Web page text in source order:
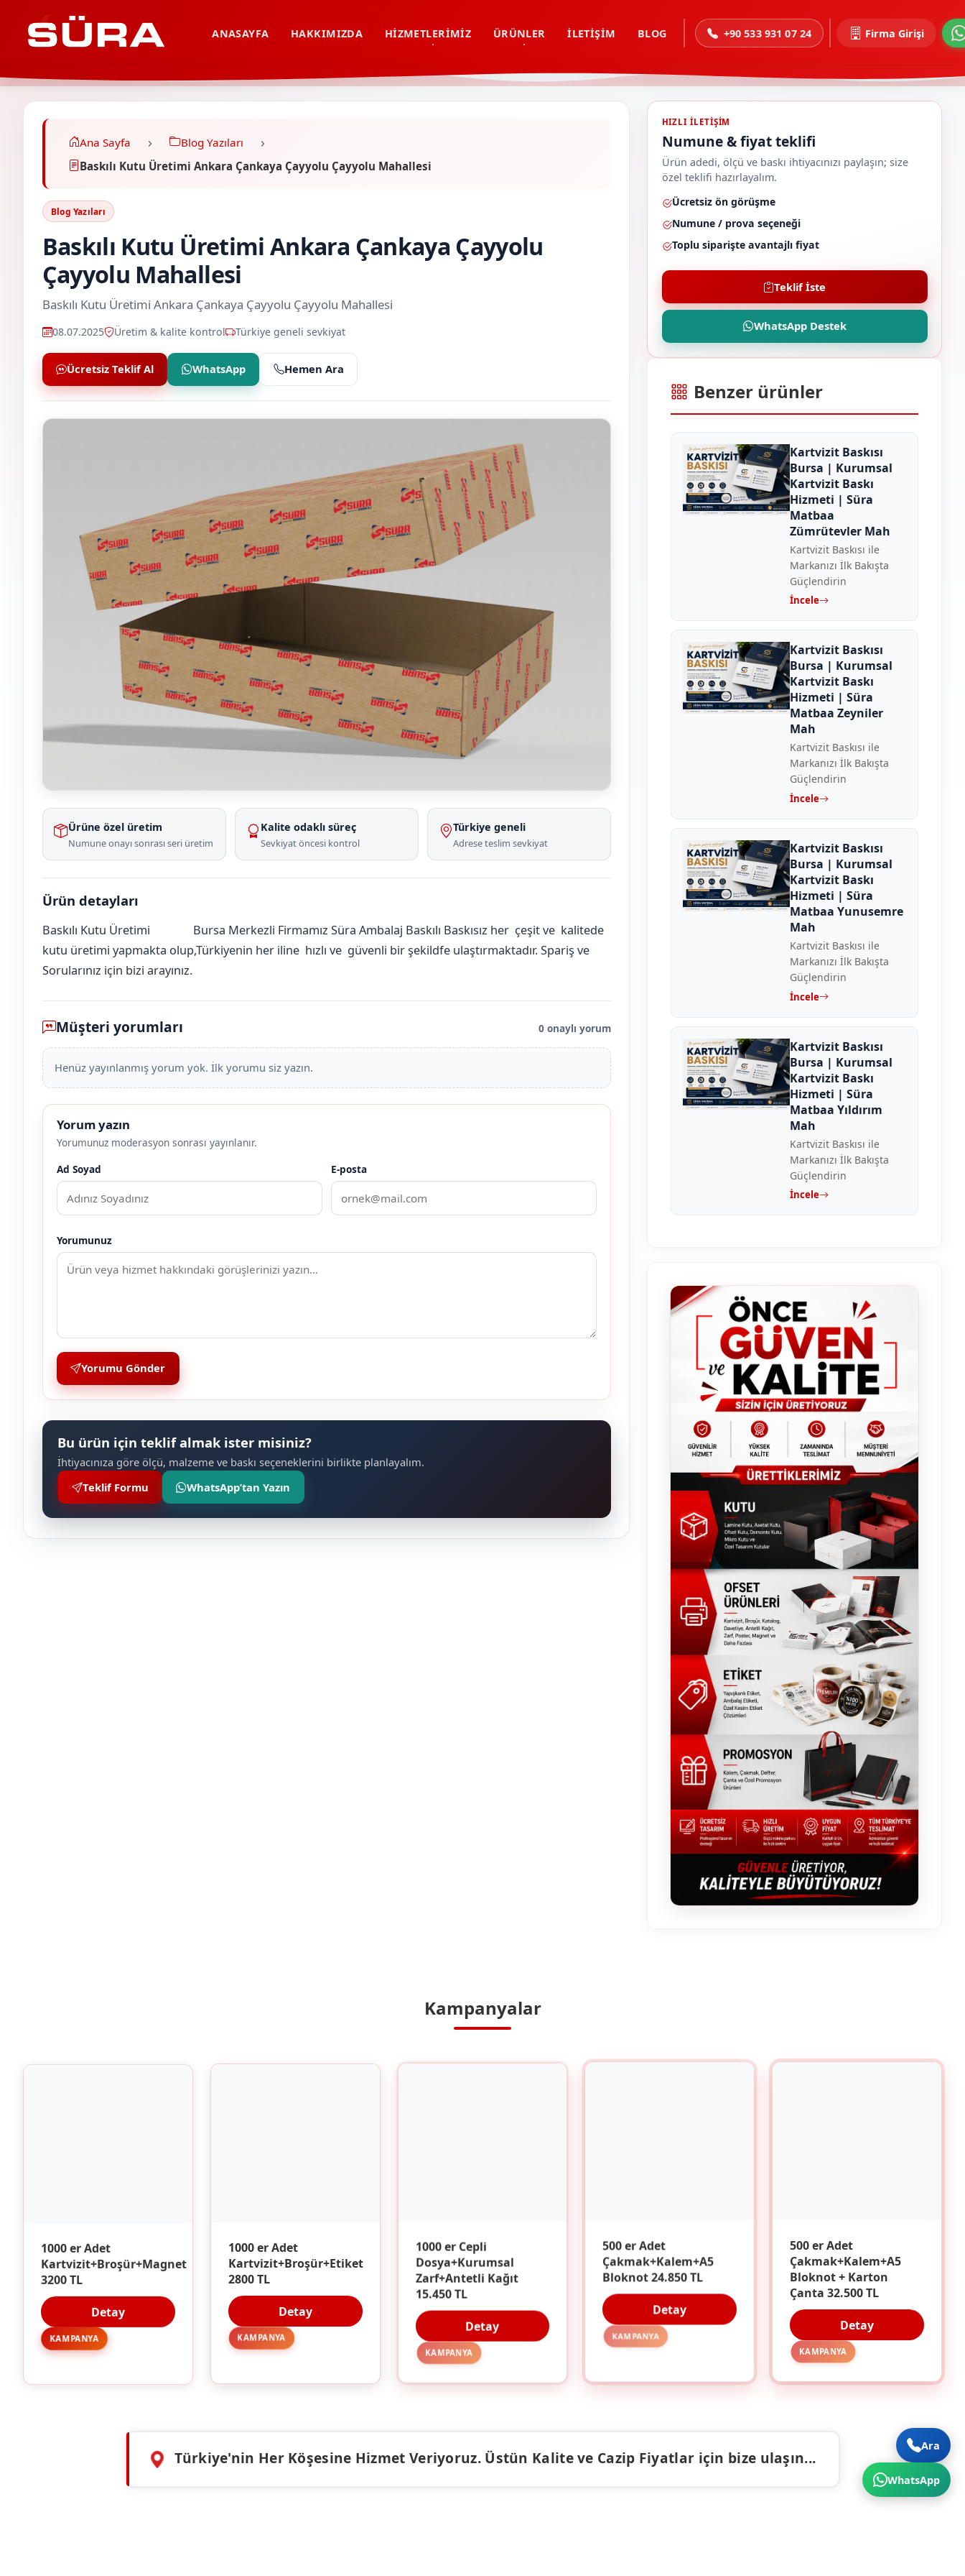
ANASAYFA HAKKIMIZDA HIZMETLERIMIZ ÜRÜNLER İLETIŞIM BLOG +90 533 931 07 24 Firma Girişi
Ana Sayfa
Blog Yazıları
Baskılı Kutu Üretimi Ankara Çankaya Çayyolu Çayyolu Mahallesi
Blog Yazıları
Baskılı Kutu Üretimi Ankara Çankaya Çayyolu
Çayyolu Mahallesi
Baskılı Kutu Üretimi Ankara Çankaya Çayyolu Çayyolu Mahallesi
08.07.2025 Üretim & kalite kontrol Türkiye geneli sevkiyat
Ücretsiz Teklif Al WhatsApp Hemen Ara
Ürüne özel üretim
Numune onayı sonrası seri üretim
Kalite odaklı süreç
Sevkiyat öncesi kontrol
Türkiye geneli
Adrese teslim sevkiyat
Ürün detayları
Baskılı Kutu Üretimi
Bursa Merkezli Firmamız Süra Ambalaj Baskılı Baskısız her çeşit ve kalitede
kutu üretimi yapmakta olup,Türkiyenin her iline hızlı ve güvenli bir şekildfe ulaştırmaktadır. Spariş ve
Sorularınız için bizi arayınız.
Müşteri yorumları 0 onaylı yorum
Henüz yayınlanmış yorum yok. İlk yorumu siz yazın.
Yorum yazın
Yorumunuz moderasyon sonrası yayınlanır.
Ad Soyad
E-posta
Yorumunuz
Yorumu Gönder
Bu ürün için teklif almak ister misiniz?
İhtiyacınıza göre ölçü, malzeme ve baskı seçeneklerini birlikte planlayalım.
Teklif Formu
WhatsApp’tan Yazın
HIZLI ILETIŞIM
Numune & fiyat teklifi
Ürün adedi, ölçü ve baskı ihtiyacınızı paylaşın; size
özel teklifi hazırlayalım.
Ücretsiz ön görüşme
Numune / prova seçeneği
Toplu siparişte avantajlı fiyat
Teklif İste
WhatsApp Destek
Benzer ürünler
Kartvizit Baskısı
Bursa | Kurumsal
Kartvizit Baskı
Hizmeti | Süra
Matbaa
Zümrütevler Mah
Kartvizit Baskısı ile
Markanızı İlk Bakışta
Güçlendirin
İncele
Kartvizit Baskısı
Bursa | Kurumsal
Kartvizit Baskı
Hizmeti | Süra
Matbaa Zeyniler
Mah
Kartvizit Baskısı ile
Markanızı İlk Bakışta
Güçlendirin
İncele
Kartvizit Baskısı
Bursa | Kurumsal
Kartvizit Baskı
Hizmeti | Süra
Matbaa Yunusemre
Mah
Kartvizit Baskısı ile
Markanızı İlk Bakışta
Güçlendirin
İncele
Kartvizit Baskısı
Bursa | Kurumsal
Kartvizit Baskı
Hizmeti | Süra
Matbaa Yıldırım
Mah
Kartvizit Baskısı ile
Markanızı İlk Bakışta
Güçlendirin
İncele
Kampanyalar
1000 er Adet
Kartvizit+Broşür+Magnet
3200 TL
Detay
KAMPANYA
1000 er Adet
Kartvizit+Broşür+Etiket
2800 TL
Detay
KAMPANYA
1000 er Cepli
Dosya+Kurumsal
Zarf+Antetli Kağıt
15.450 TL
Detay
KAMPANYA
500 er Adet
Çakmak+Kalem+A5
Bloknot 24.850 TL
Detay
KAMPANYA
500 er Adet
Çakmak+Kalem+A5
Bloknot + Karton
Çanta 32.500 TL
Detay
KAMPANYA
Türkiye'nin Her Köşesine Hizmet Veriyoruz. Üstün Kalite ve Cazip Fiyatlar için bize ulaşın...
Ara
WhatsApp